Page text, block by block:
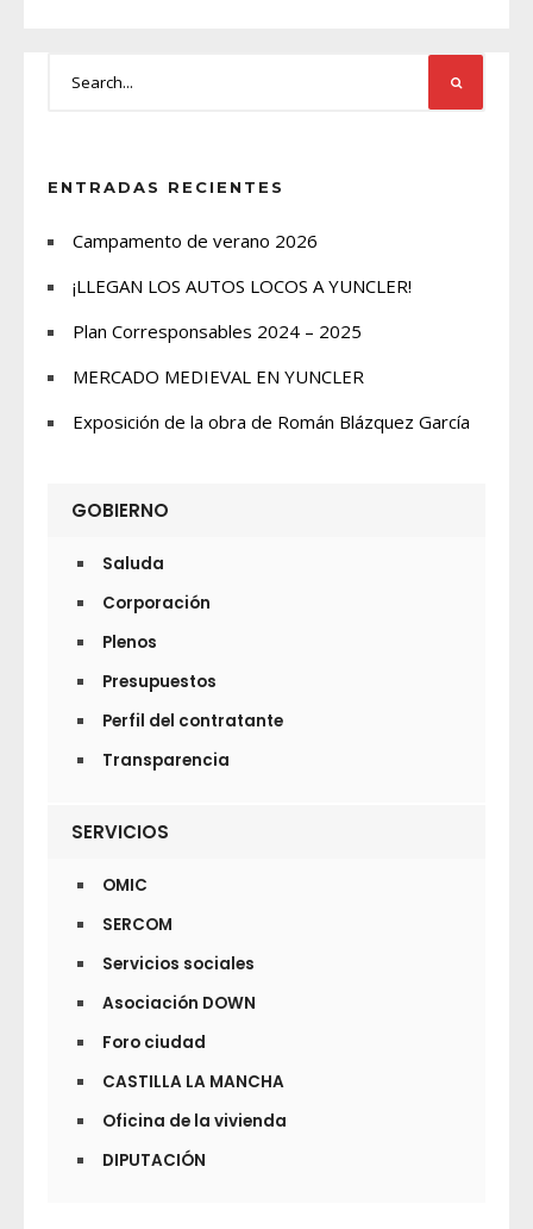
ENTRADAS RECIENTES
Campamento de verano 2026
¡LLEGAN LOS AUTOS LOCOS A YUNCLER!
Plan Corresponsables 2024 – 2025
MERCADO MEDIEVAL EN YUNCLER
Exposición de la obra de Román Blázquez García
GOBIERNO
Saluda
Corporación
Plenos
Presupuestos
Perfil del contratante
Transparencia
SERVICIOS
OMIC
SERCOM
Servicios sociales
Asociación DOWN
Foro ciudad
CASTILLA LA MANCHA
Oficina de la vivienda
DIPUTACIÓN